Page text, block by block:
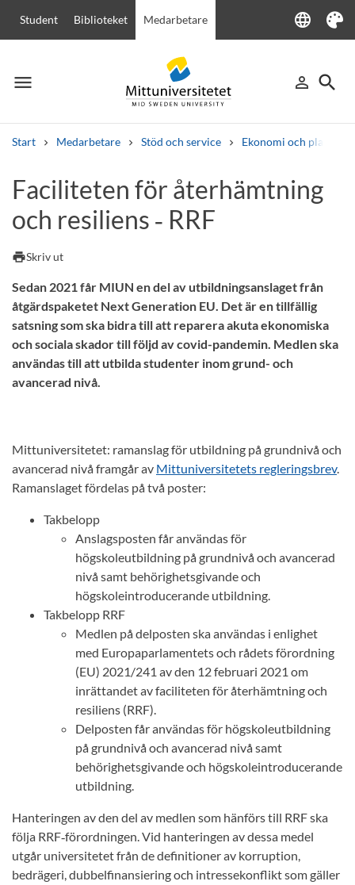
Student Biblioteket Medarbetare language
Language
Tema
menu
Meny person_outline
Logga in
search
Sök
Start Medarbetare Stöd och service Ekonomi och planering
Andra söktjänster
Kurser och programKursplanerVälkomstbrev
Faciliteten för återhämtning
och resiliens ‑ RRF
printSkriv ut
Sedan 2021 får MIUN en del av utbildningsanslaget från
åtgärdspaketet Next Generation EU. Det är en tillfällig
satsning som ska bidra till att reparera akuta ekonomiska
och sociala skador till följd av covid-pandemin. Medlen ska
användas till att utbilda studenter inom grund- och
avancerad nivå.
Mittuniversitetet: ramanslag för utbildning på grundnivå och
avancerad nivå framgår av Mittuniversitetets regleringsbrev.
Ramanslaget fördelas på två poster:
Takbelopp
Anslagsposten får användas för
högskoleutbildning på grundnivå och avancerad
nivå samt behörighetsgivande och
högskoleintroducerande utbildning.
Takbelopp RRF
Medlen på delposten ska användas i enlighet
med Europaparlamentets och rådets förordning
(EU) 2021/241 av den 12 februari 2021 om
inrättandet av faciliteten för återhämtning och
resiliens (RRF).
Delposten får användas för högskoleutbildning
på grundnivå och avancerad nivå samt
behörighetsgivande och högskoleintroducerande
utbildning.
Hanteringen av den del av medlen som hänförs till RRF ska
följa RRF‑förordningen. Vid hanteringen av dessa medel
utgår universitetet från de definitioner av korruption,
bedrägeri, dubbelfinansiering och intressekonflikt som gäller